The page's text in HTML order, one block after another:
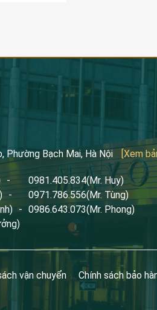
Phường Bạch Mai, Hà Nội [Xem
- 0981.405.834(Mr. Huy)
- 0971.786.556(Mr. Tùng)
- 0986.643.073(Mr. Phong)
vận chuyển Chính sách bảo